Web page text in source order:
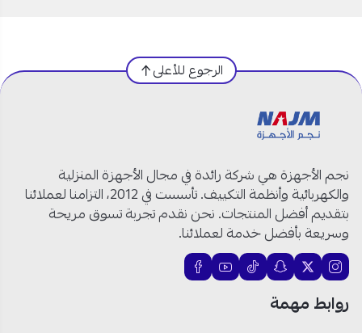
الرجوع للأعلى
نجم الأجهزة هي شركة رائدة في مجال الأجهزة المنزلية
والكهربائية وأنظمة التكييف. تأسست في 2012، التزامنا لعملائنا
بتقديم أفضل المنتجات. نحن نقدم تجربة تسوق مريحة
وسريعة بأفضل خدمة لعملائنا.
روابط مهمة